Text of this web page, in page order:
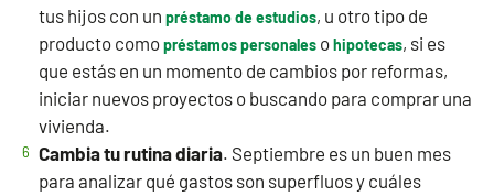
tus hijos con un préstamo de estudios, u otro tipo de
producto comopréstamos personales ohipotecas, si es
que estás en un momento de cambios por reformas,
iniciar nuevos proyectos o buscando para comprar una
vivienda.
Cambia tu rutina diaria. Septiembre es un buen mes
para analizar qué gastos son superfluos y cuáles